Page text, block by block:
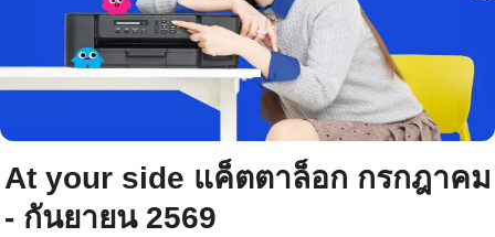
At your side แค็ตตาล็อก กรกฎาคม
- กันยายน 2569